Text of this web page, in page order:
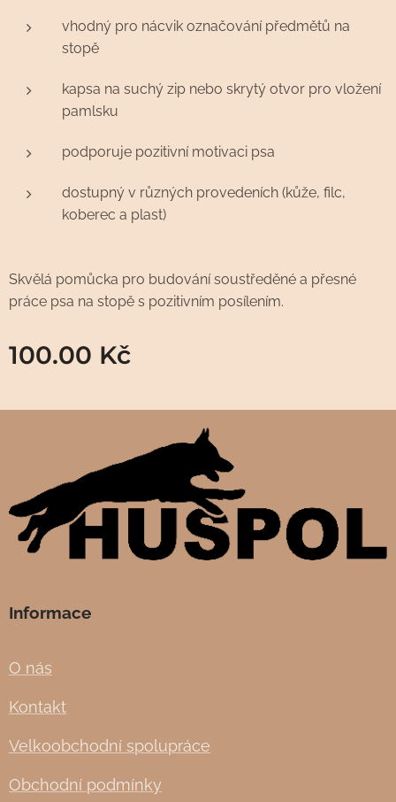
vhodný pro nácvik označování předmětů na
stopě
kapsa na suchý zip nebo skrytý otvor pro vložení
pamlsku
podporuje pozitivní motivaci psa
dostupný v různých provedeních (kůže, filc,
koberec a plast)
Skvělá pomůcka pro budování soustředěné a přesné
práce psa na stopě s pozitivním posílením.
100.00 Kč
Informace
O nás
Kontakt
Velkoobchodní spolupráce
Obchodní podmínky